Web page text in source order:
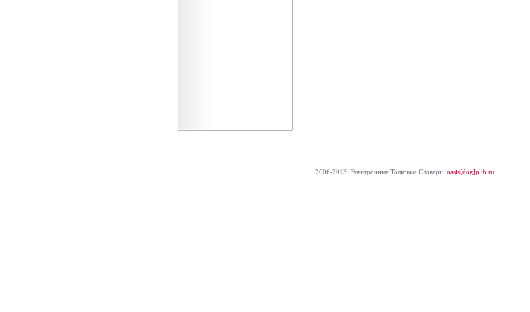
2006-2013. Электронные Толковые Cловари. oasis[dog]plib.ru